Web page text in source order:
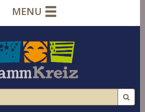
MENU